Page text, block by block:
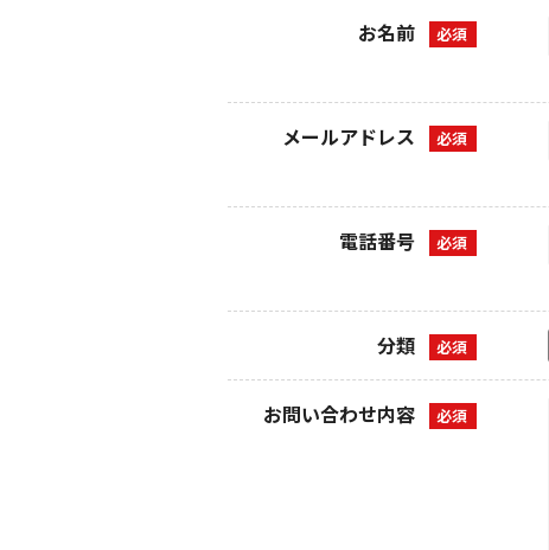
お名前
メールアドレス
電話番号
分類
お問い合わせ内容